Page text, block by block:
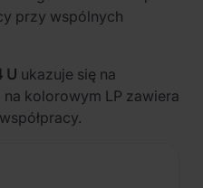
przy wspólnych
U ukazuje się na
kolorowym LP zawiera